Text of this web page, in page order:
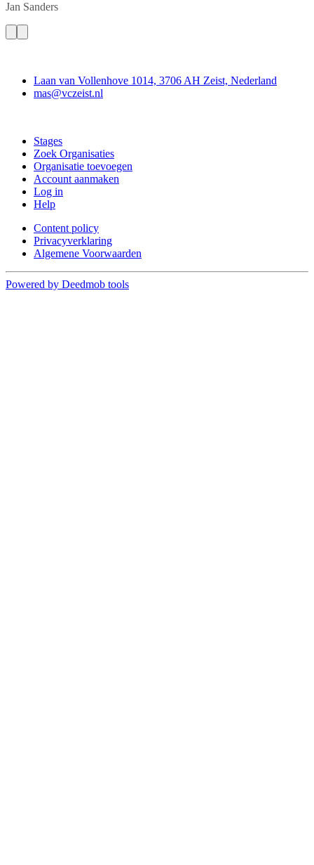
Jan Sanders
Laan van Vollenhove 1014, 3706 AH Zeist, Nederland
mas@vczeist.nl
Stages
Zoek Organisaties
Organisatie toevoegen
Account aanmaken
Log in
Help
Content policy
Privacyverklaring
Algemene Voorwaarden
Powered by Deedmob tools